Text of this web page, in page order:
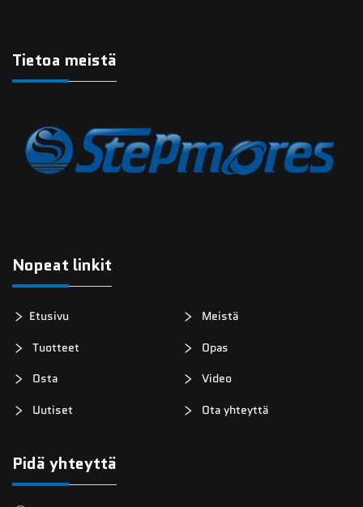
Tietoa meistä
Nopeat linkit
Etusivu
Meistä
Tuotteet
Opas
Osta
Video
Uutiset
Ota yhteyttä
Pidä yhteyttä